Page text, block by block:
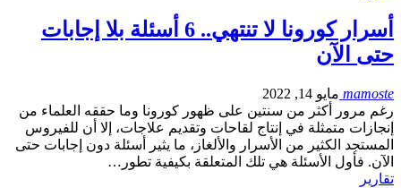
أسرار كورونا لا تنتهي.. 6 أسئلة بلا إجابات
حتى الآن
mamoste مايو 14, 2022
رغم مرور أكثر من سنتين على ظهور كورونا وما حققه العلماء من
إنجازات متمثلة في إنتاج لقاحات وتقديم علاجات، إلا أن للفيروس
المستجد الكثير من الأسرار والألغاز، ما يثير أسئلة دون إجابات حتى
الآن. فأول الأسئلة هي تلك المتعلقة بكيفية تطور…
تقارير